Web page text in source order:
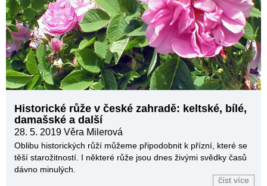
Historické růže v české zahradě: keltské, bílé,
damašské a další
28. 5. 2019 Věra Milerová
Oblibu historických růží můžeme připodobnit k přízní, které se
těší starožitností. I některé růže jsou dnes živými svědky časů
dávno minulých.
číst více